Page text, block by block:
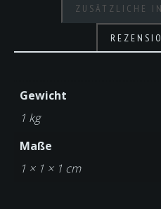
ZUSÄTZLICHE
Gewicht
1 kg
Maße
1 × 1 × 1 cm